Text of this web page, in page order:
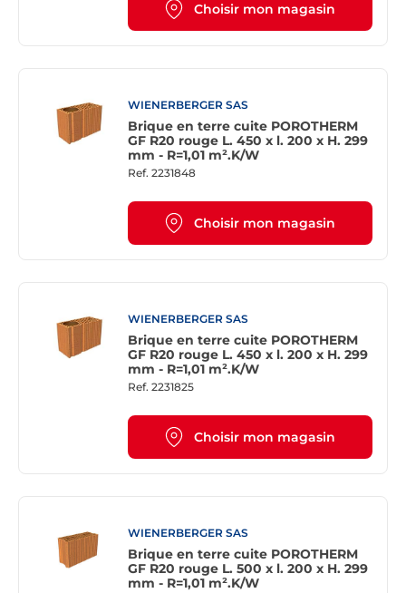
Choisir mon magasin
WIENERBERGER SAS
Brique en terre cuite POROTHERM
GF R20 rouge L. 450 x l. 200 x H. 299
mm - R=1,01 m².K/W
Ref. 2231848
Choisir mon magasin
WIENERBERGER SAS
Brique en terre cuite POROTHERM
GF R20 rouge L. 450 x l. 200 x H. 299
mm - R=1,01 m².K/W
Ref. 2231825
Choisir mon magasin
WIENERBERGER SAS
Brique en terre cuite POROTHERM
GF R20 rouge L. 500 x l. 200 x H. 299
mm - R=1,01 m².K/W